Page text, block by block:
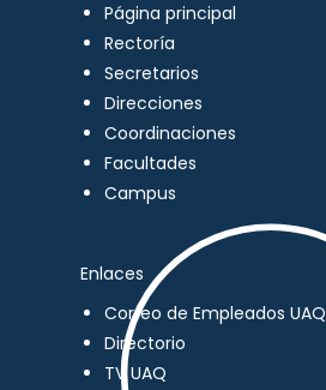
Página principal
Rectoría
Secretarios
Direcciones
Coordinaciones
Facultades
Campus
Enlaces
Correo de Empleados UAQ
Directorio
TV UAQ